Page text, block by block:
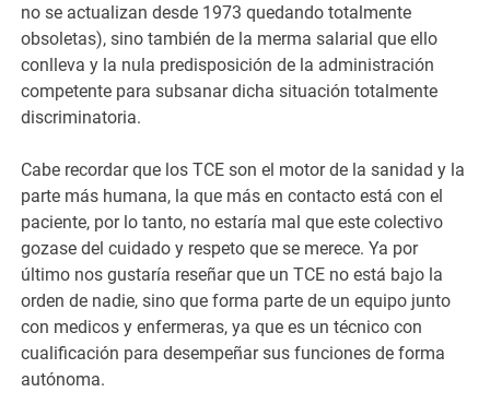
no se actualizan desde 1973 quedando totalmente
obsoletas), sino también de la merma salarial que ello
conlleva y la nula predisposición de la administración
competente para subsanar dicha situación totalmente
discriminatoria.
Cabe recordar que los TCE son el motor de la sanidad y la
parte más humana, la que más en contacto está con el
paciente, por lo tanto, no estaría mal que este colectivo
gozase del cuidado y respeto que se merece. Ya por
último nos gustaría reseñar que un TCE no está bajo la
orden de nadie, sino que forma parte de un equipo junto
con medicos y enfermeras, ya que es un técnico con
cualificación para desempeñar sus funciones de forma
autónoma.